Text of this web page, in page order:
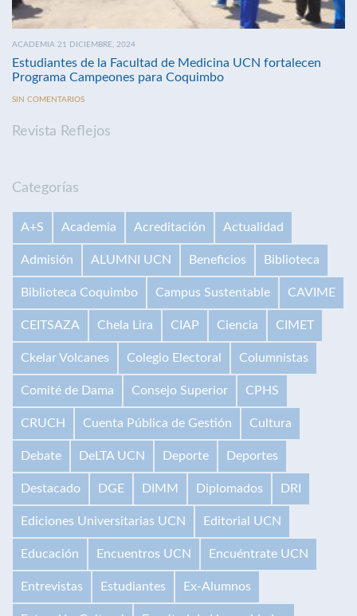
ACADEMIA 21 DICIEMBRE, 2024
Estudiantes de la Facultad de Medicina UCN fortalecen
Programa Campeones para Coquimbo
SIN COMENTARIOS
Revista Reflejos
Categorías
A+S Academia Acreditación Actualidad
Admisión ALUMNI UCN Beneficios Biblioteca
Biblioteca Coquimbo Campus Sustentable CAVIME
CEITSAZA Chela Lira CIAP Ciencia CIMET
Ckelar Volcanes Colegio Electoral Columnistas
Comité de Dama Consejo Superior CPHS
CRUCH Cuenta Pública de Gestión Cultura
Debate DeLTA UCN Deporte Deportes
Destacado DGE DIMM Diplomados DRI
Ediciones Universitarias UCN Editorial UCN
Educación Encuentros UCN Encuéntrate UCN
Entrevistas Estudiantes Ex-Alumnos